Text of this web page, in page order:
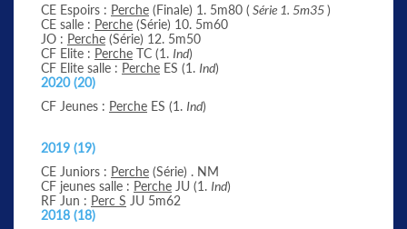
CE Espoirs : Perche (Finale) 1. 5m80 ( Série 1. 5m35)
CE salle : Perche (Série) 10. 5m60
JO : Perche (Série) 12. 5m50
CF Elite : Perche TC (1. Ind)
CF Elite salle : Perche ES (1. Ind)
2020 (20)
CF Jeunes : Perche ES (1. Ind)
2019 (19)
CE Juniors : Perche (Série) . NM
CF jeunes salle : Perche JU (1. Ind)
RF Jun : Perc S JU 5m62
2018 (18)